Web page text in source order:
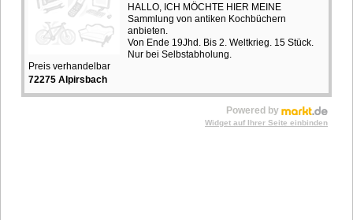
HALLO, ICH MÖCHTE HIER MEINE
Sammlung von antiken Kochbüchern
anbieten.
Von Ende 19Jhd. Bis 2. Weltkrieg. 15 Stück.
Nur bei Selbstabholung.
Preis verhandelbar
72275 Alpirsbach
Powered by
Widget auf Ihrer Seite einbinden